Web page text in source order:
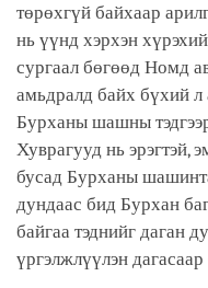
төрөхгүй байхаар
нь үүнд хэрхэн
сургаал бөгөөд Номд
амьдралд байх бүхий
Бурханы шашны
Хуврагууд нь эрэгтэй,
бусад Бурханы
дундаас бид Бурхан
байгаа тэднийг даган
үргэлжлүүлэн